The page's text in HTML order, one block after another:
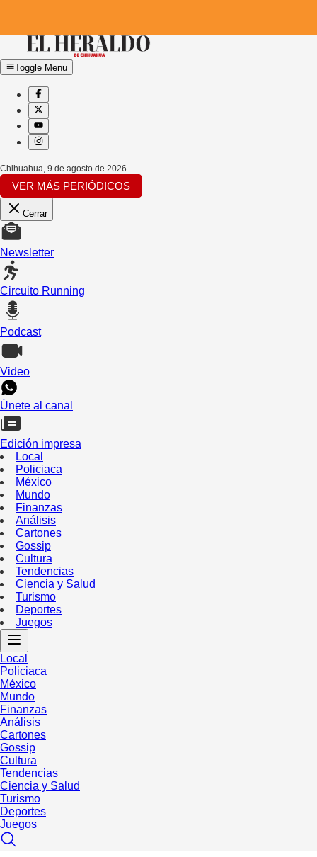
Toggle Menu
Chihuahua 9 de agosto de 2026
VER MÁS PERIÓDICOS
Cerrar
Newsletter
Circuito Running
Podcast
Video
Únete al canal
Edición impresa
Local
Policiaca
México
Mundo
Finanzas
Análisis
Cartones
Gossip
Cultura
Tendencias
Ciencia y Salud
Turismo
Deportes
Juegos
Local
Policiaca
México
Mundo
Finanzas
Análisis
Cartones
Gossip
Cultura
Tendencias
Ciencia y Salud
Turismo
Deportes
Juegos